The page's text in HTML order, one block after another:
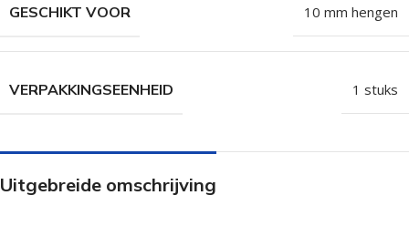
GESCHIKT VOOR 10 mm hengen
VERPAKKINGSEENHEID 1 stuks
Uitgebreide omschrijving